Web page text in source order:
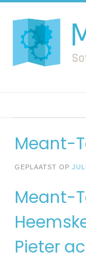
naar
inhoud
Meant-
GEPLAATST OP
Meant-
Pieter